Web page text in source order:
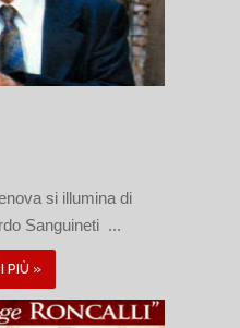
si illumina di
Sanguineti ...
PIÙ »